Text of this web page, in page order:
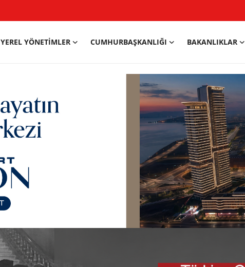
YEREL YÖNETIMLER CUMHURBAŞKANLIĞI BAKANLIKLAR